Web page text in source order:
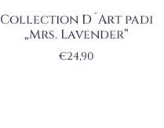
Collection D´Art padi
„Mrs. Lavender“
€24,90